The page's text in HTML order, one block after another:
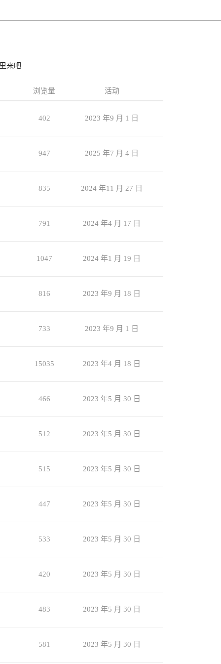
来吧
浏览量 活动
402 2023 年9 月 1 日
947 2025 年7 月 4 日
835 2024 年11 月 27 日
791 2024 年4 月 17 日
1047 2024 年1 月 19 日
816 2023 年9 月 18 日
733 2023 年9 月 1 日
15035 2023 年4 月 18 日
466 2023 年5 月 30 日
512 2023 年5 月 30 日
515 2023 年5 月 30 日
447 2023 年5 月 30 日
533 2023 年5 月 30 日
420 2023 年5 月 30 日
483 2023 年5 月 30 日
581 2023 年5 月 30 日